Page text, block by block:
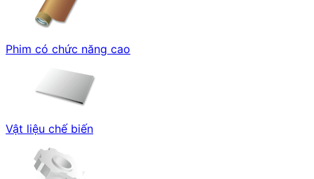
Phim có chức năng cao
Vật liệu chế biến